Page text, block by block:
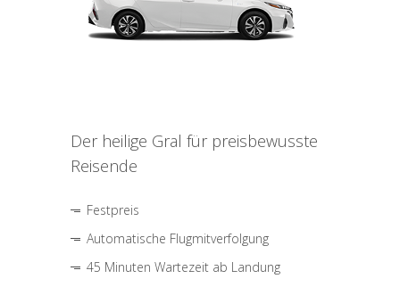
Der heilige Gral für preisbewusste
Reisende
Festpreis
Automatische Flugmitverfolgung
45 Minuten Wartezeit ab Landung